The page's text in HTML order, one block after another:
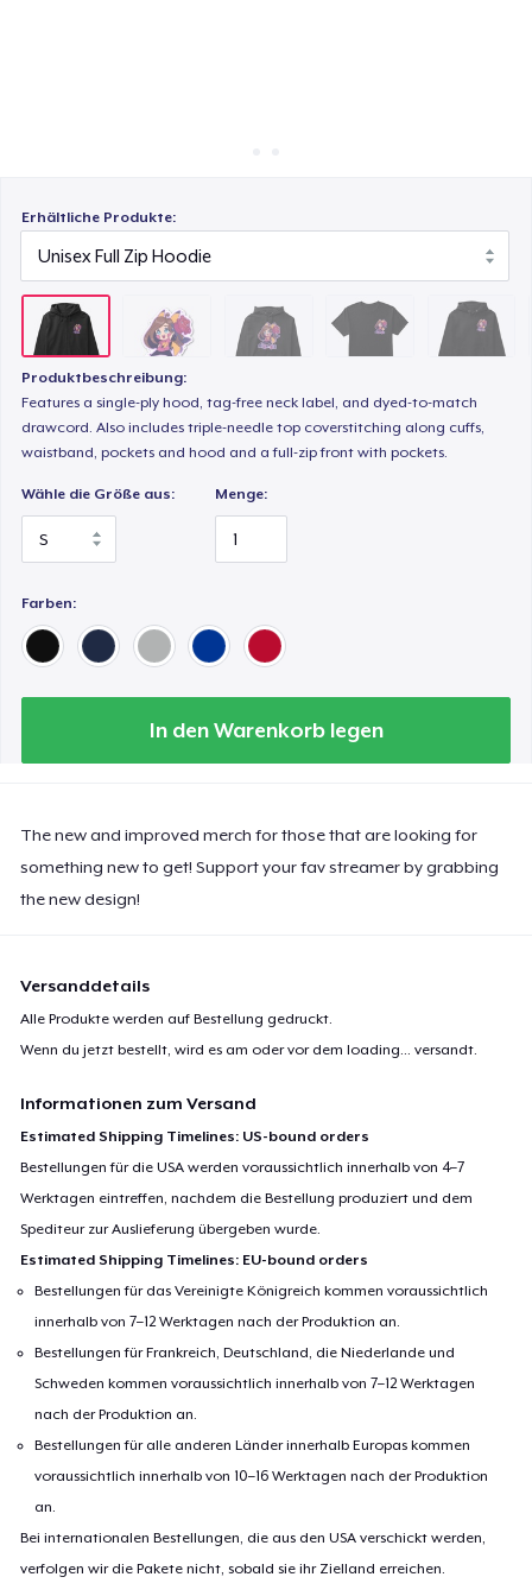
Erhältliche Produkte:
Produktbeschreibung:
Features a single-ply hood, tag-free neck label, and dyed-to-match
drawcord. Also includes triple-needle top coverstitching along cuffs,
waistband, pockets and hood and a full-zip front with pockets.
Wähle die Größe aus: Menge:
Farben:
In den Warenkorb legen
The new and improved merch for those that are looking for
something new to get! Support your fav streamer by grabbing
the new design!
Versanddetails
Alle Produkte werden auf Bestellung gedruckt.
Wenn du jetzt bestellt, wird es am oder vor demloading... versandt.
Informationen zum Versand
Estimated Shipping Timelines: US-bound orders
Bestellungen für die USA werden voraussichtlich innerhalb von 4–7
Werktagen eintreffen, nachdem die Bestellung produziert und dem
Spediteur zur Auslieferung übergeben wurde.
Estimated Shipping Timelines: EU-bound orders
Bestellungen für das Vereinigte Königreich kommen voraussichtlich
innerhalb von 7–12 Werktagen nach der Produktion an.
Bestellungen für Frankreich, Deutschland, die Niederlande und
Schweden kommen voraussichtlich innerhalb von 7–12 Werktagen
nach der Produktion an.
Bestellungen für alle anderen Länder innerhalb Europas kommen
voraussichtlich innerhalb von 10–16 Werktagen nach der Produktion
an.
Bei internationalen Bestellungen, die aus den USA verschickt werden,
verfolgen wir die Pakete nicht, sobald sie ihr Zielland erreichen.
Triblend Tee
Mug
Unisex Classic Crewneck Sweatshirt
Premium V-Neck Tee
Classic Long Sleeve Tee